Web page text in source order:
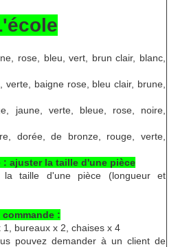
rose, bleu, vert, brun clair, blanc,
verte, baigne rose, bleu clair, brune,
jaune, verte, bleue, rose, noire,
dorée, de bronze, rouge, verte,
: ajuster la taille d'une pièce
la taille d'une pièce (longueur et
commande :
1, bureaux x 2, chaises x 4
pouvez demander à un client de